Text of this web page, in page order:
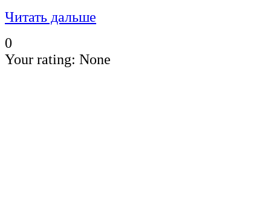
Читать дальше
0
Your rating: None